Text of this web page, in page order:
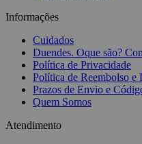
Informações
Cuidados
Duendes. Oque são?
Política de Privacidade
Política de Reembolso e
Prazos de Envio e
Quem Somos
Atendimento